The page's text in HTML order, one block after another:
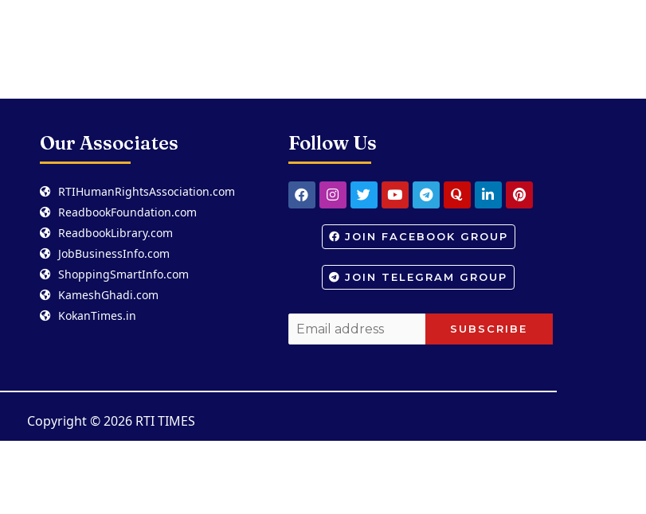
Our Associates
RTIHumanRightsAssociation.com
ReadbookFoundation.com
ReadbookLibrary.com
JobBusinessInfo.com
ShoppingSmartInfo.com
KameshGhadi.com
KokanTimes.in
Follow Us
JOIN FACEBOOK GROUP
JOIN TELEGRAM GROUP
SUBSCRIBE
Copyright © 2026 RTI TIMES